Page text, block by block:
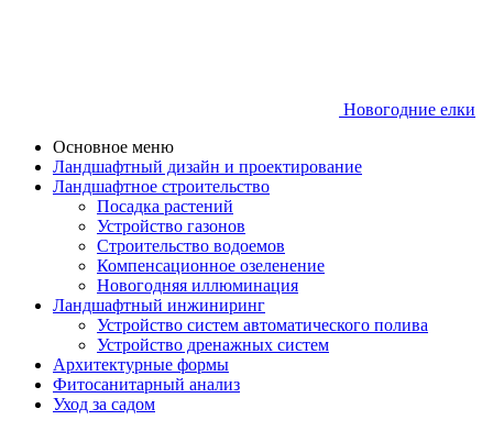
Новогодние елки
Основное меню
Ландшафтный дизайн и проектирование
Ландшафтное строительство
Посадка растений
Устройство газонов
Строительство водоемов
Компенсационное озеленение
Новогодняя иллюминация
Ландшафтный инжиниринг
Устройство систем автоматического полива
Устройство дренажных систем
Aрхитектурные формы
Фитосанитарный анализ
Уход за садом